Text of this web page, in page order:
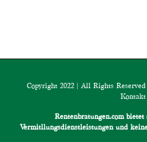
Copyright 2022 | All Rights
Kontakt
Rentenbratungen.com
Vermitllungsdienstleistungen und